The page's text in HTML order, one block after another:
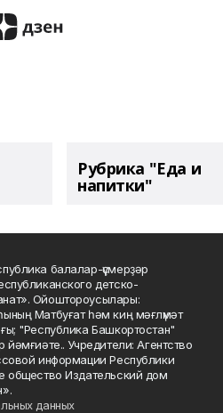
Рубрика "Еда и
напитки"
балалар-үҫмерҙәр
детско-
Ойоштороусылары:
Матбуғат һәм киң мәғлүмәт
"Республика Башкортостан"
Учредители: Агентство
информации Республики
общество Издательский дом
данных